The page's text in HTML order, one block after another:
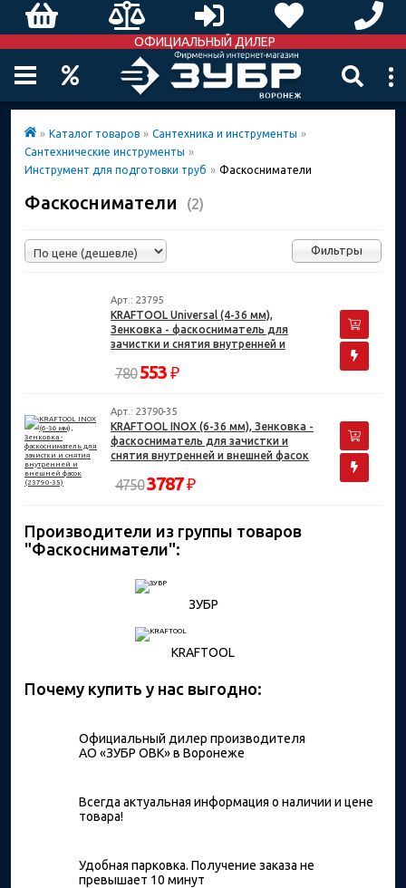
ОФИЦИАЛЬНЫЙ ДИЛЕР
» Каталог товаров » Сантехника и инструменты »
Сантехнические инструменты »
Инструмент для подготовки труб » Фаскосниматели
Фаскосниматели (2)
Фильтры
Арт.: 23795
KRAFTOOL Universal (4-36 мм),
Зенковка - фаскосниматель для
зачистки и снятия внутренней и
780553 ₽
Арт.: 23790-35
KRAFTOOL INOX (6-36 мм), Зенковка -
фаскосниматель для зачистки и
снятия внутренней и внешней фасок
47503787₽
Производители из группы товаров
"Фаскосниматели":
ЗУБР
KRAFTOOL
Почему купить у нас выгодно:
Официальный дилер производителя
АО «ЗУБР ОВК» в Воронеже
Всегда актуальная информация о наличии и цене
товара!
Удобная парковка. Получение заказа не
превышает 10 минут